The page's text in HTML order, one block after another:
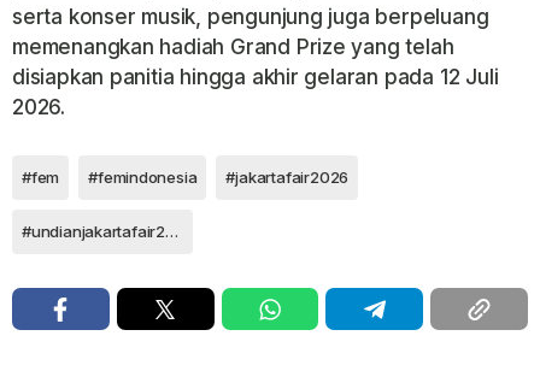
serta konser musik, pengunjung juga berpeluang
memenangkan hadiah Grand Prize yang telah
disiapkan panitia hingga akhir gelaran pada 12 Juli
2026.
#fem #femindonesia #jakartafair2026
#undianjakartafair2026